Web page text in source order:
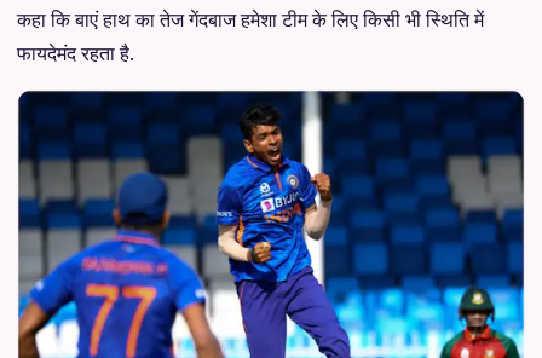
कहा कि बाएं हाथ का तेज गेंदबाज हमेशा टीम के लिए किसी भी स्थिति में
फायदेमंद रहता है.